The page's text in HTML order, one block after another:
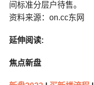
间标准分层户待售。
资料来源：on.cc东网
延伸阅读:
焦点新盘